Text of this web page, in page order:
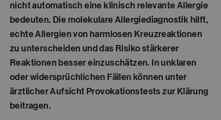
nicht automatisch eine klinisch relevante Allergie
bedeuten. Die molekulare Allergiediagnostik hilft,
echte Allergien von harmlosen Kreuzreaktionen
zu unterscheiden und das Risiko stärkerer
Reaktionen besser einzuschätzen. In unklaren
oder widersprüchlichen Fällen können unter
ärztlicher Aufsicht Provokationstests zur Klärung
beitragen.